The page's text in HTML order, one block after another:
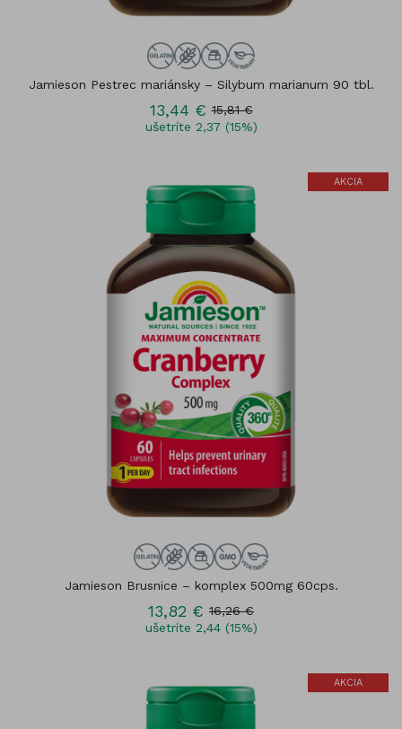
Jamieson Pestrec mariánsky – Silybum marianum 90 tbl.
13,44 € 15,81 €
ušetríte 2,37 (15%)
AKCIA
Jamieson Brusnice – komplex 500mg 60cps.
13,82 € 16,26 €
ušetríte 2,44 (15%)
AKCIA